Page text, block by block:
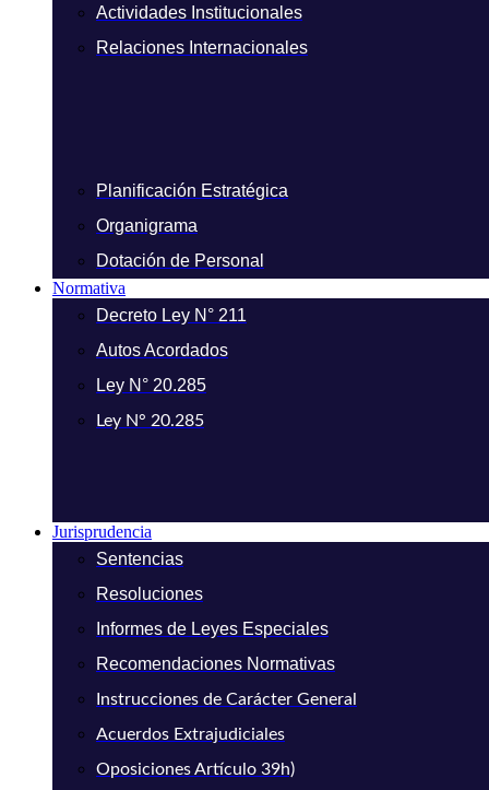
Actividades Institucionales
Relaciones Internacionales
Planificación Estratégica
Organigrama
Dotación de Personal
Normativa
Decreto Ley N° 211
Autos Acordados
Ley N° 20.285
Ley N° 20.285
Jurisprudencia
Sentencias
Resoluciones
Informes de Leyes Especiales
Recomendaciones Normativas
Instrucciones de Carácter General
Acuerdos Extrajudiciales
Oposiciones Artículo 39h)